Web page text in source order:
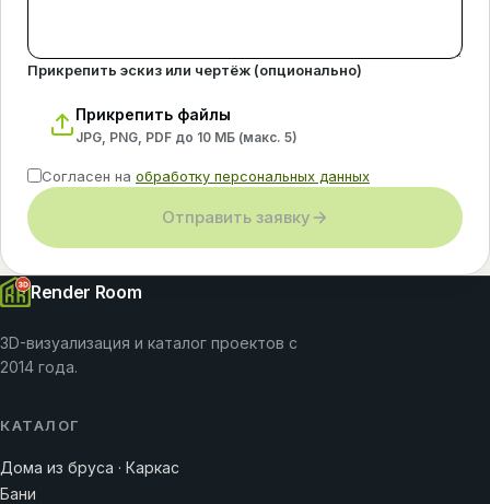
Прикрепить эскиз или чертёж (опционально)
Прикрепить файлы
JPG, PNG, PDF до 10 МБ (макс. 5)
Согласен на обработку персональных данных
Отправить заявку
Render Room
3D-визуализация и каталог проектов с
2014 года.
КАТАЛОГ
Дома из бруса · Каркас
Бани